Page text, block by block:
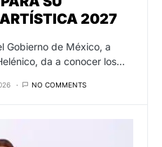
2027
Gobierno de México, a
da a conocer los…
NO COMMENTS